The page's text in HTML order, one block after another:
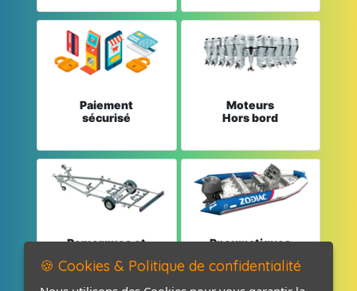
Paiement
sécurisé
Moteurs
Hors bord
Remorques et
Pneumatiques
🍪 Cookies & Politique de confidentialité